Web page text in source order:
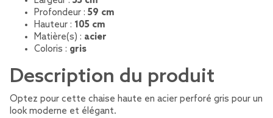
Profondeur : 59 cm
Hauteur : 105 cm
Matière(s) : acier
Coloris : gris
Description du produit
Optez pour cette chaise haute en acier perforé gris pour un
look moderne et élégant.